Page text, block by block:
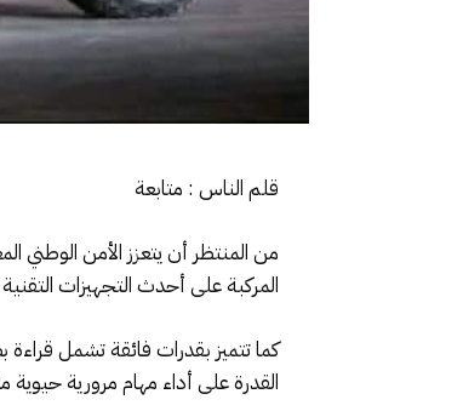
قلم الناس : متابعة
من المنتظر أن يتعزز الأمن الوطني
المركبة على أحدث التجهيزات
كما تتميز بقدرات فائقة تشمل
القدرة على أداء مهام مرورية